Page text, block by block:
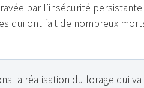
par l’insécurité
qui ont fait de nombreux
la réalisation du forage qui